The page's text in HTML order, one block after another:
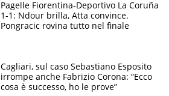
Pagelle Fiorentina-Deportivo La Coruña
1-1: Ndour brilla, Atta convince.
Pongracic rovina tutto nel finale
Cagliari, sul caso Sebastiano Esposito
irrompe anche Fabrizio Corona: “Ecco
cosa è successo, ho le prove”